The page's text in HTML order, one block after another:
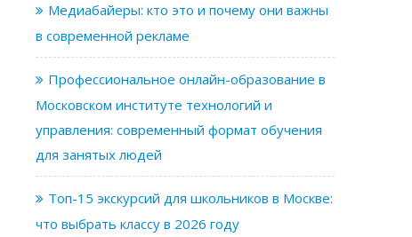
Медиабайеры: кто это и почему они важны
в современной рекламе
Профессиональное онлайн-образование в
Московском институте технологий и
управления: современный формат обучения
для занятых людей
Топ-15 экскурсий для школьников в Москве:
что выбрать классу в 2026 году